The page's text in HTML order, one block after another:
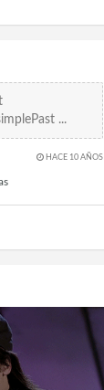
...
HACE 10 AÑOS